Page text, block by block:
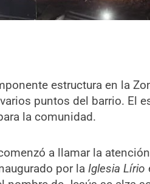
estructura en la
puntos del barrio. El
la comunidad.
a llamar la
por la Iglesia Lírio